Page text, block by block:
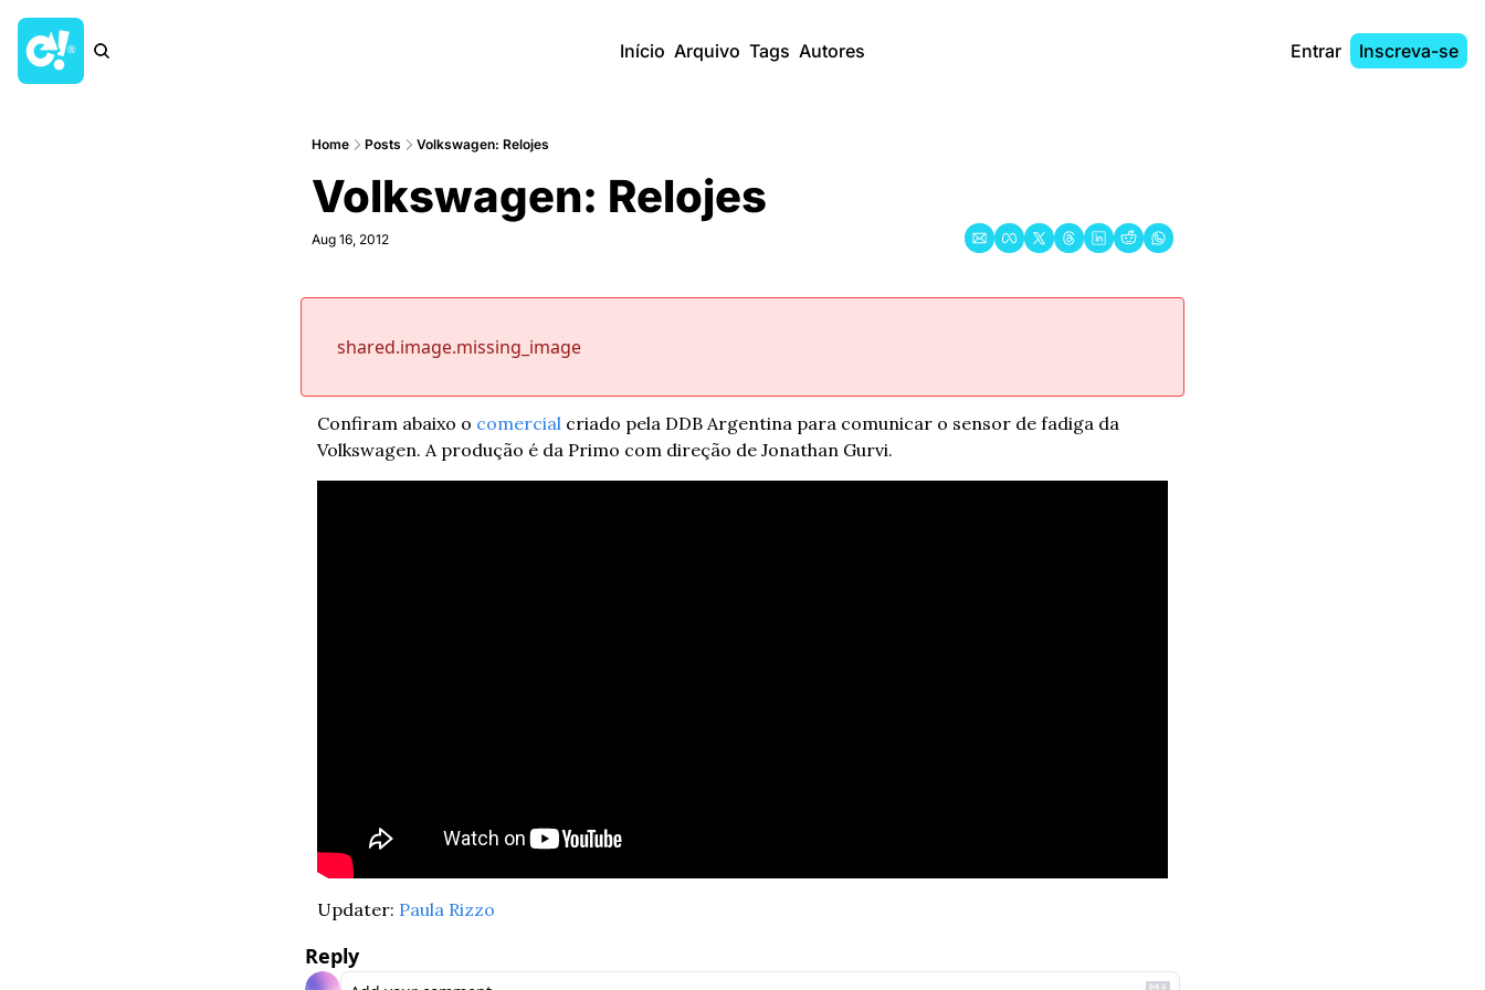
Início Arquivo Tags Autores Entrar Inscreva-se
Home Posts Volkswagen: Relojes
Volkswagen: Relojes
Aug 16, 2012
shared.image.missing_image
Confiram abaixo o comercial criado pela DDB Argentina para comunicar o sensor de fadiga da
Volkswagen. A produção é da Primo com direção de Jonathan Gurvi.
Updater: Paula Rizzo
Reply